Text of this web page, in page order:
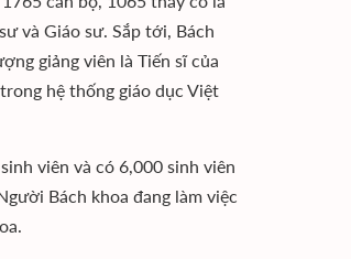
và Giáo sư. Sắp tới, Bách
giảng viên là Tiến sĩ của
hệ thống giáo dục Việt
viên và có 6,000 sinh viên
Bách khoa đang làm việc